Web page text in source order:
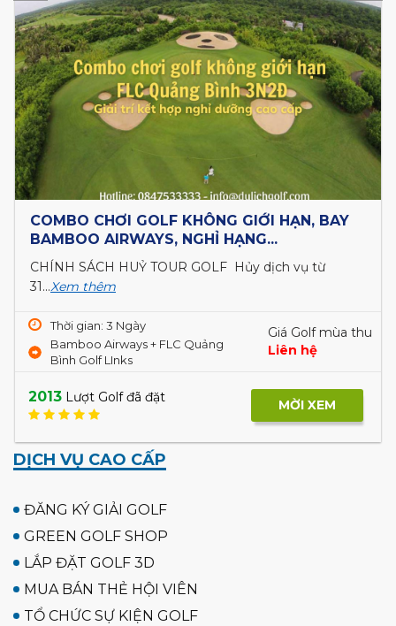
COMBO CHƠI GOLF KHÔNG GIỚI HẠN, BAY
BAMBOO AIRWAYS, NGHỈ HẠNG...
CHÍNH SÁCH HUỶ TOUR GOLF Hủy dịch vụ từ
31...Xem thêm
Thời gian: 3 Ngày
Bamboo Airways + FLC Quảng
Bình Golf LInks
Giá Golf mùa thu
Liên hệ
2013 Lượt Golf đã đặt MỜI XEM
DỊCH VỤ CAO CẤP
ĐĂNG KÝ GIẢI GOLF
GREEN GOLF SHOP
LẮP ĐẶT GOLF 3D
MUA BÁN THẺ HỘI VIÊN
TỔ CHỨC SỰ KIỆN GOLF